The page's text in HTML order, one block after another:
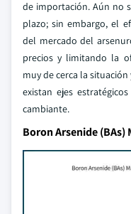
de importación. Aún no
plazo; sin embargo, el
del mercado del
precios y limitando la
muy de cerca la
existan ejes
cambiante.
Boron Arsenide (BAs)